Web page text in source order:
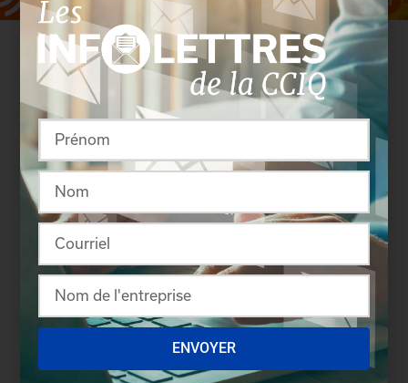
Rassembler pour créer
ENVOYER